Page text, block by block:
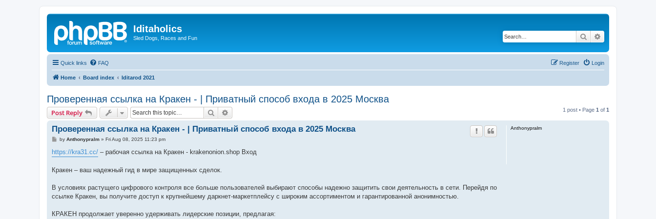
Iditaholics
Sled Dogs, Races and Fun Search
Quick links FAQ Login
Register
Home Board index Iditarod 2021
Проверенная ссылка на Кракен - | Приватный способ входа в 2025 Москва
Post Reply Search 1 post • Page 1 of 1
Anthonypralm
Проверенная ссылка на Кракен - | Приватный способ входа в 2025 Москва
P
s
t
by Anthonypralm» Fri Aug 08, 2025 11:23 pm
https://kra31.cc/ – рабочая ссылка на Кракен - krakenonion.shop Вход
Кракен – ваш надежный гид в мире защищенных сделок.
В условиях растущего цифрового контроля все больше пользователей выбирают способы надежно защитить свои деятельность в сети. Перейдя по
ссылке Кракен, вы получите доступ к крупнейшему даркнет-маркетплейсу с широким ассортиментом и гарантированной анонимностью.
КРАКЕН продолжает уверенно удерживать лидерские позиции, предлагая: